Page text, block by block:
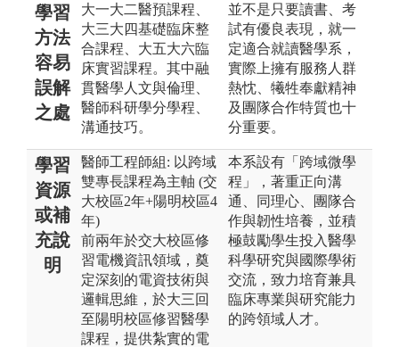
學習
方法
容易
誤解
之處
大一大二醫預課程、
大三大四基礎臨床整
合課程、大五大六臨
床實習課程。其中融
貫醫學人文與倫理、
醫師科研學分學程、
溝通技巧。
並不是只要讀書、考
試有優良表現，就一
定適合就讀醫學系，
實際上擁有服務人群
熱忱、犧牲奉獻精神
及團隊合作特質也十
分重要。
學習
資源
或補
充說
明
醫師工程師組: 以跨域
雙專長課程為主軸 (交
大校區2年+陽明校區4
年)
前兩年於交大校區修
習電機資訊領域，奠
定深刻的電資技術與
邏輯思維，於大三回
至陽明校區修習醫學
課程，提供紮實的電
本系設有「跨域微學
程」，著重正向溝
通、同理心、團隊合
作與韌性培養，並積
極鼓勵學生投入醫學
科學研究與國際學術
交流，致力培育兼具
臨床專業與研究能力
的跨領域人才。